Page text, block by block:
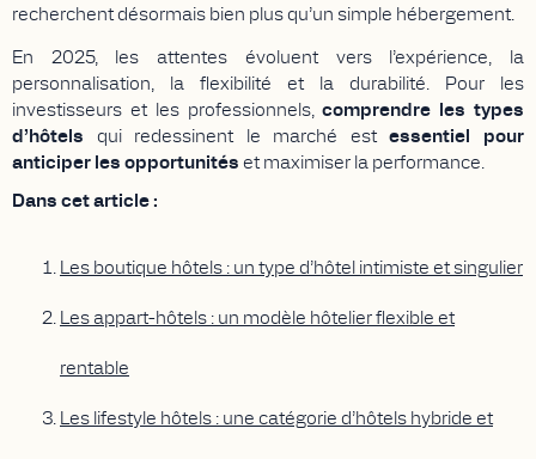
recherchent désormais bien plus qu’un simple hébergement.
En 2025, les attentes évoluent vers l’expérience, la
personnalisation, la flexibilité et la durabilité. Pour les
investisseurs et les professionnels,comprendre les types
d’hôtels qui redessinent le marché estessentiel pour
anticiper les opportunités et maximiser la performance.
Dans cet article :
Les boutique hôtels : un type d’hôtel intimiste et singulier
Les appart-hôtels : un modèle hôtelier flexible et
rentable
Les lifestyle hôtels : une catégorie d’hôtels hybride et